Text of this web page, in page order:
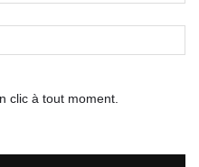
clic à tout moment.